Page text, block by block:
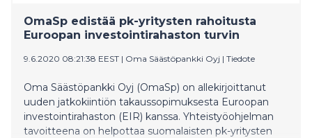
OmaSp edistää pk-yritysten rahoitusta
Euroopan investointirahaston turvin
9.6.2020 08:21:38 EEST | Oma Säästöpankki Oyj | Tiedote
Oma Säästöpankki Oyj (OmaSp) on allekirjoittanut
uuden jatkokiintiön takaussopimuksesta Euroopan
investointirahaston (EIR) kanssa. Yhteistyöohjelman
tavoitteena on helpottaa suomalaisten pk-yritysten